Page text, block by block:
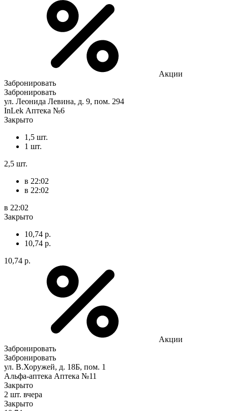
Акции
Забронировать
Забронировать
ул. Леонида Левина, д. 9, пом. 294
InLek Аптека №6
Закрыто
1,5 шт.
1 шт.
2,5 шт.
в 22:02
в 22:02
в 22:02
Закрыто
10,74 р.
10,74 р.
10,74 р.
Акции
Забронировать
Забронировать
ул. В.Хоружей, д. 18Б, пом. 1
Альфа-аптека Аптека №11
Закрыто
2 шт. вчера
Закрыто